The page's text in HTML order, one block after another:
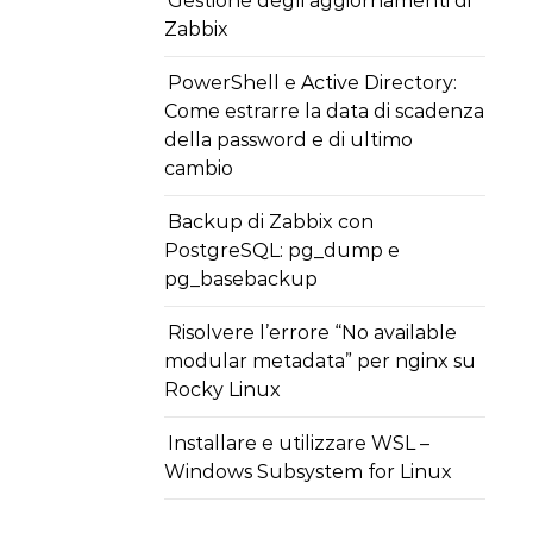
Zabbix
PowerShell e Active Directory:
Come estrarre la data di scadenza
della password e di ultimo
cambio
Backup di Zabbix con
PostgreSQL: pg_dump e
pg_basebackup
Risolvere l’errore “No available
modular metadata” per nginx su
Rocky Linux
Installare e utilizzare WSL –
Windows Subsystem for Linux